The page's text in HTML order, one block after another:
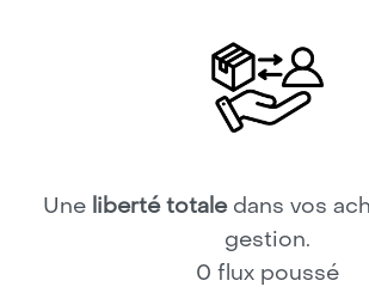
Une liberté totaledans vos
gestion.
0 flux poussé